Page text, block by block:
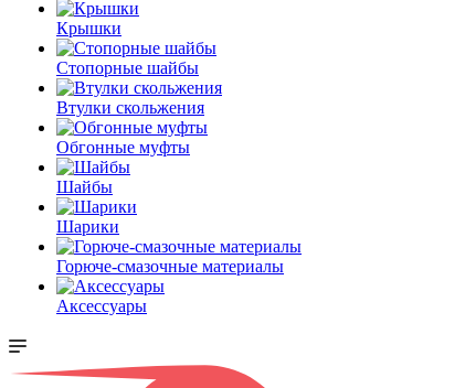
Крышки
Стопорные шайбы
Втулки скольжения
Обгонные муфты
Шайбы
Шарики
Горюче-смазочные материалы
Аксессуары